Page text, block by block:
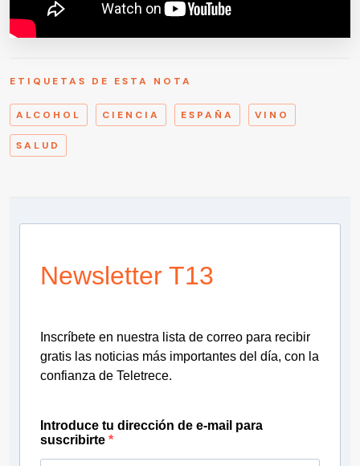
ETIQUETAS DE ESTA NOTA
ALCOHOL CIENCIA ESPAÑA VINO
SALUD
Newsletter T13
Inscríbete en nuestra lista de correo para recibir
gratis las noticias más importantes del día, con la
confianza de Teletrece.
Introduce tu dirección de e-mail para
suscribirte